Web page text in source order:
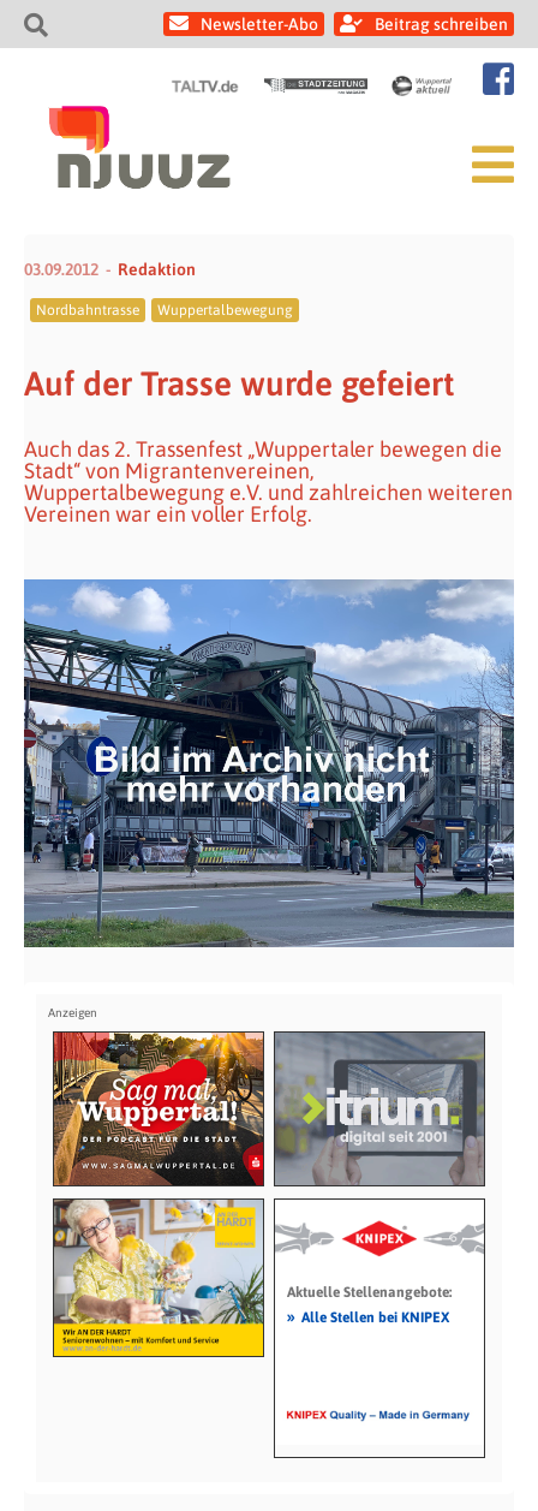
Newsletter-Abo Beitrag schreiben
03.09.2012 Redaktion
Nordbahntrasse Wuppertalbewegung
Auf der Trasse wurde gefeiert
Auch das 2. Trassenfest „Wuppertaler bewegen die
Stadt“ von Migrantenvereinen,
Wuppertalbewegung e.V. und zahlreichen weiteren
Vereinen war ein voller Erfolg.
Aktuelle Stellenangebote:
» Alle Stellen bei KNIPEX